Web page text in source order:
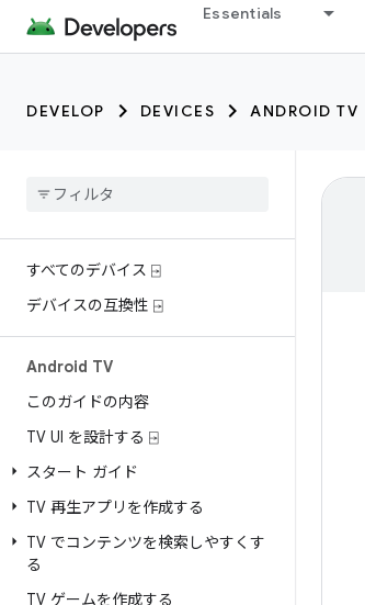
Essentials
DEVELOP DEVICES ANDROID TV
すべてのデバイス ⍈
デバイスの互換性 ⍈
Android TV
このガイドの内容
TV UI を設計する ⍈
スタート ガイド
TV 再生アプリを作成する
TV でコンテンツを検索しやすくす
る
TV ゲームを作成する